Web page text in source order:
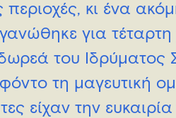
κι ένα
για τέταρτη
του Ιδρύματος
τη μαγευτική
είχαν την